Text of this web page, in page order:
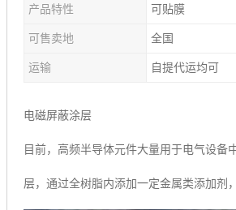
产品特性 可贴膜
可售卖地 全国
运输 自提代运均可
电磁屏蔽涂层
目前，高频半导体元件大量用于电气设
层，通过全树脂内添加一定金属类添加剂